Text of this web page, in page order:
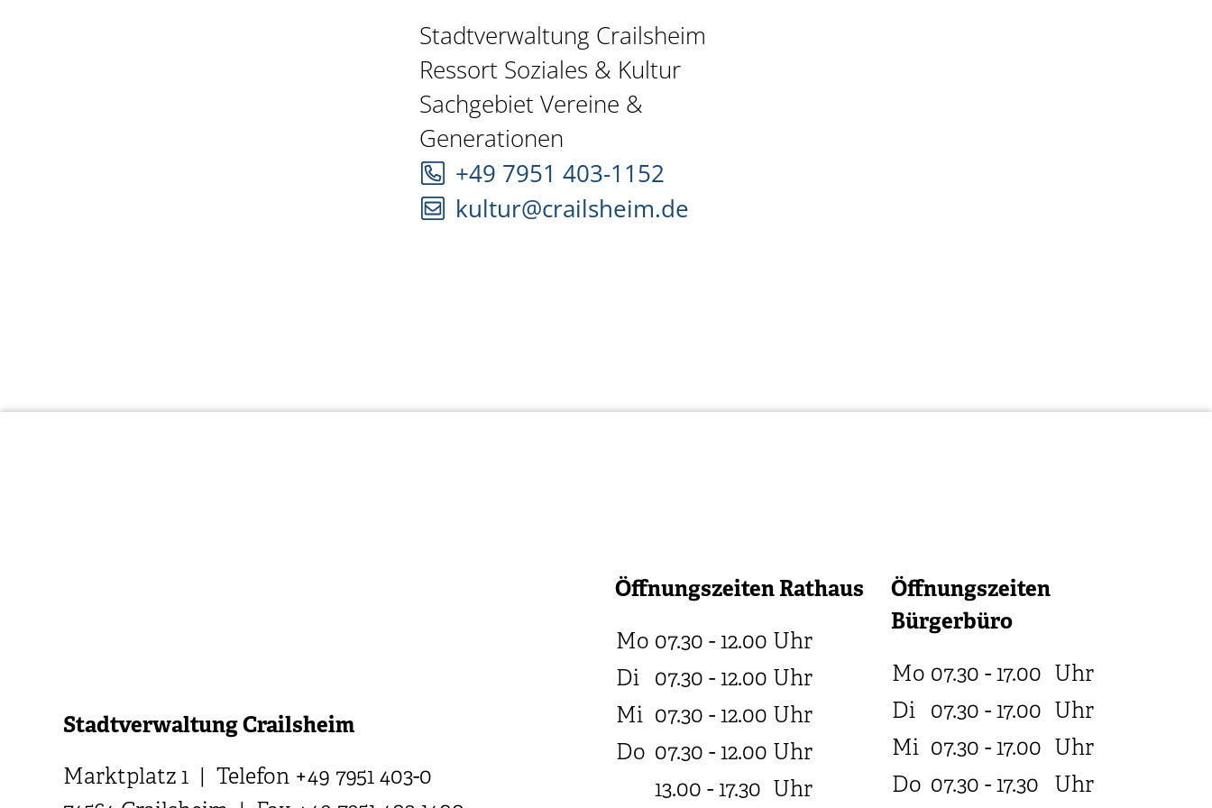
Stadtverwaltung Crailsheim
Ressort Soziales & Kultur
Sachgebiet Vereine &
Generationen
+49 7951 403-1152
kultur@crailsheim.de
Stadtverwaltung Crailsheim
Marktplatz 1 | Telefon +49 7951 403-0
Öffnungszeiten Rathaus
Mo 07.30 - 12.00 Uhr
Di 07.30 - 12.00 Uhr
Mi 07.30 - 12.00 Uhr
Do 07.30 - 12.00 Uhr
13.00 - 17.30 Uhr
Öffnungszeiten
Bürgerbüro
Mo 07.30 - 17.00 Uhr
Di 07.30 - 17.00 Uhr
Mi 07.30 - 17.00 Uhr
Do 07.30 - 17.30 Uhr